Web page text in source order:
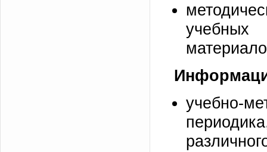
учебно-